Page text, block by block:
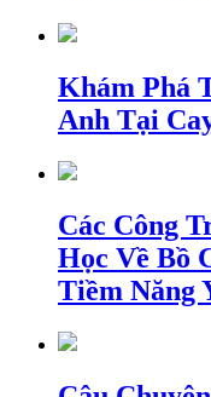
Khám Phá
Anh Tại
Các Công
Học Về Bồ
Tiềm Năng